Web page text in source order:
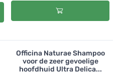
Officina Naturae Shampoo
voor de zeer gevoelige
hoofdhuid Ultra Delica...